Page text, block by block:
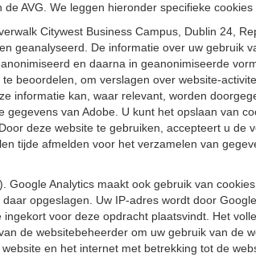
AVG. We leggen hieronder specifieke cookies
Citywest Business Campus, Dublin 24,
geanalyseerd. De informatie over uw gebruik
en daarna in geanonimiseerde
beoordelen, om verslagen over website-
informatie kan, waar relevant, worden
van Adobe. U kunt het opslaan van
deze website te gebruiken, accepteert u de
tijde afmelden voor het verzamelen van
Analytics maakt ook gebruik van
opgeslagen. Uw IP-adres wordt door
voor deze opdracht plaatsvindt. Het
de websitebeheerder om uw gebruik van de
en het internet met betrekking tot de